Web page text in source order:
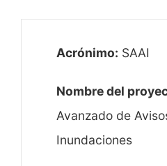
Acrónimo: SAAI
Nombre del
Avanzado de
Inundaciones